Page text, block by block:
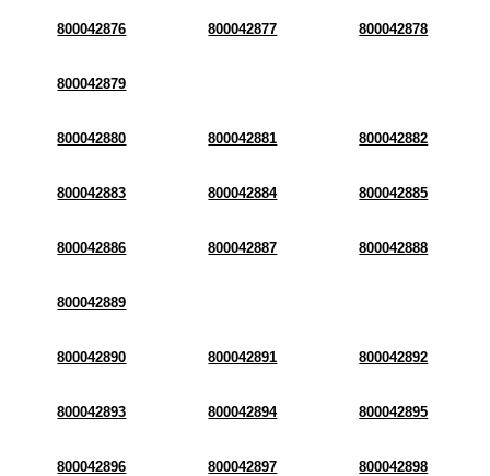
800042876 800042877 800042878
800042879
800042880 800042881 800042882
800042883 800042884 800042885
800042886 800042887 800042888
800042889
800042890 800042891 800042892
800042893 800042894 800042895
800042896 800042897 800042898